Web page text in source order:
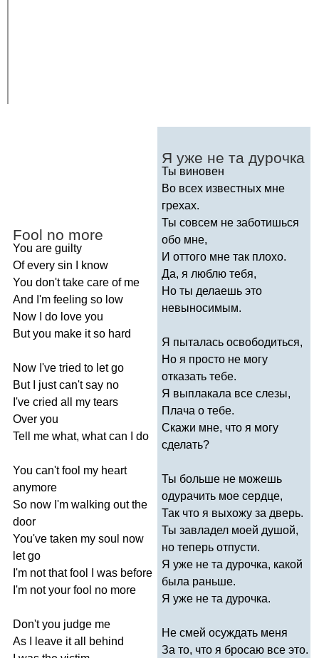
Fool no more
You are guilty
Of every sin
know
You don't take care of me
And I'm feeling so low
Now
do love you
But you make it so hard
Now I've tried to let go
But
just can't say no
I've cried all my tears
Over you
Tell
me what, what can do
You can't fool my heart
anymore
So now I'm walking out the
door
You've taken my soul now
let go
I'm not that fool was before
I'm not your fool no more
Don't you judge me
As
leave it all
behind
Я уже не та дурочка
Ты виновен
Во всех известных мне
грехах.
Ты совсем не заботишься
обо мне,
И оттого мне так плохо.
Да, я люблю тебя,
Но ты делаешь это
невыносимым.
Я пыталась освободиться,
Но я просто не могу
отказать тебе.
Я выплакала все слезы,
Плача о тебе.
Скажи мне, что я могу
сделать?
Ты больше не можешь
одурачить мое сердце,
Так что я выхожу за дверь.
Ты завладел моей душой,
но теперь отпусти.
Я уже не та дурочка, какой
была раньше.
Я уже не та дурочка.
Не смей осуждать меня
За то, что я бросаю все это.